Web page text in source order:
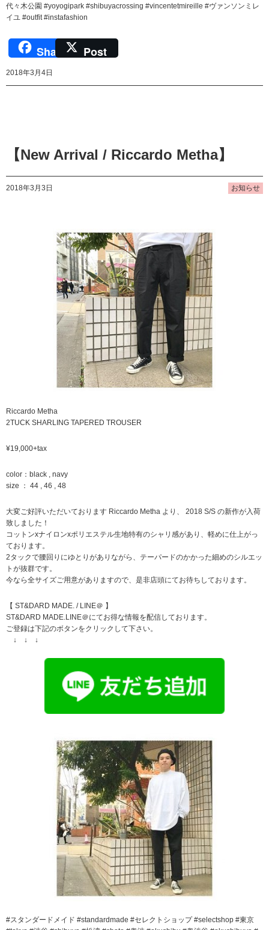
代々木公園 #yoyogipark #shibuyacrossing #vincentetmireille #ヴァンソンミレ
イユ #outfit #instafashion
Share Post
2018年3月4日
【New Arrival / Riccardo Metha】
2018年3月3日 お知らせ
Riccardo Metha
2TUCK SHARLING TAPERED TROUSER
¥19,000+tax
color：black , navy
size ： 44 , 46 , 48
大変ご好評いただいております Riccardo Metha より、 2018 S/S の新作が入荷
致しました！
コットンxナイロンxポリエステル生地特有のシャリ感があり、軽めに仕上がっ
ております。
2タックで腰回りにゆとりがありながら、テーパードのかかった細めのシルエッ
トが抜群です。
今なら全サイズご用意がありますので、是非店頭にてお待ちしております。
【 ST&DARD MADE. / LINE＠ 】
ST&DARD MADE.LINE＠にてお得な情報を配信しております。
ご登録は下記のボタンをクリックして下さい。
↓ ↓ ↓
#スタンダードメイド #standardmade #セレクトショップ #selectshop #東京